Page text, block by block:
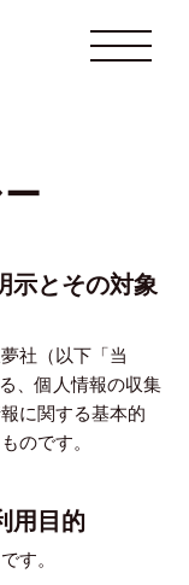
示とその対象
社（以下「当
、個人情報の収集
に関する基本的
のです。
用目的
す。